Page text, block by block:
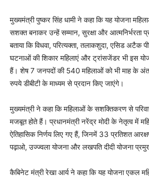
मुख्यमंत्री पुष्कर सिंह धामी ने कहा कि यह योजना
सशक्त बनाकर उन्हें सम्मान, सुरक्षा और आत्मनिर्भरता
बताया कि विधवा, परित्यक्ता, तलाकशुदा, एसिड अटैक
घटनाओं की शिकार महिलाएं और ट्रांसजेंडर भी इस
हैं। शेष 7 जनपदों की 540 महिलाओं को भी माह के
रुपये डीबीटी के माध्यम से प्रदान किए जाएंगे।
मुख्यमंत्री ने कहा कि महिलाओं के सशक्तिकरण से
मजबूत होते हैं। प्रधानमंत्री नरेंद्र मोदी के नेतृत्व में
ऐतिहासिक निर्णय लिए गए हैं, जिनमें 33 प्रतिशत
पढ़ाओ, उज्ज्वला योजना और लखपति दीदी योजना
कैबिनेट मंत्री रेखा आर्य ने कहा कि यह योजना एकल